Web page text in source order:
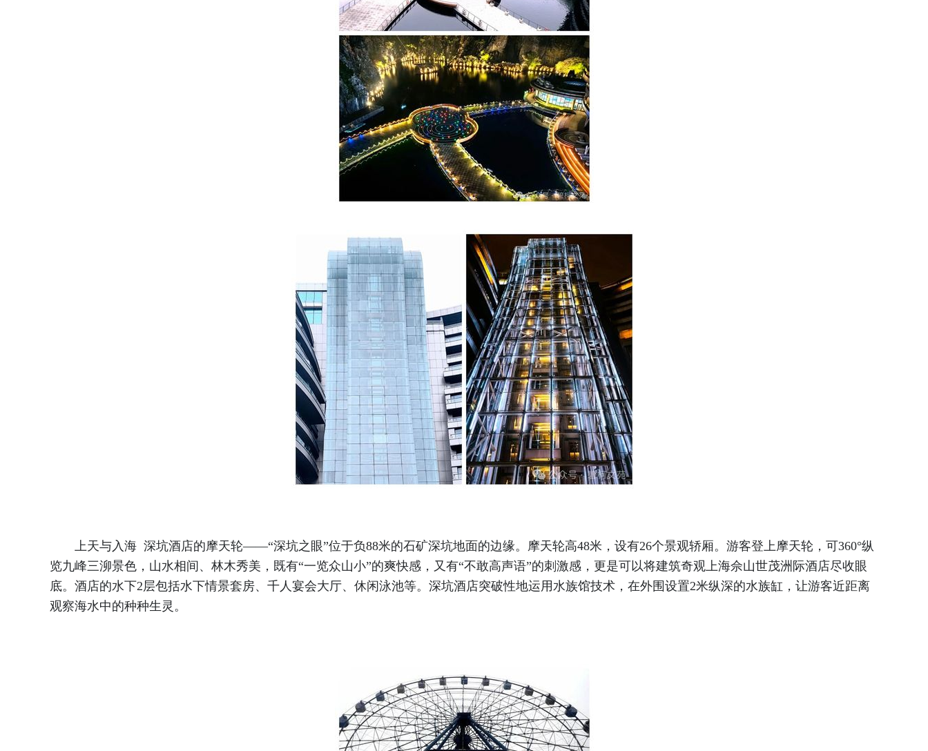
上天与入海 深坑酒店的摩天轮——“深坑之眼”位于负88米的石矿深坑地面的边缘。摩天轮高48米，设有26个景观轿厢。游客登上摩天轮，可360°纵
览九峰三泖景色，山水相间、林木秀美，既有“一览众山小”的爽快感，又有“不敢高声语”的刺激感，更是可以将建筑奇观上海佘山世茂洲际酒店尽收眼
底。酒店的水下2层包括水下情景套房、千人宴会大厅、休闲泳池等。深坑酒店突破性地运用水族馆技术，在外围设置2米纵深的水族缸，让游客近距离
观察海水中的种种生灵。